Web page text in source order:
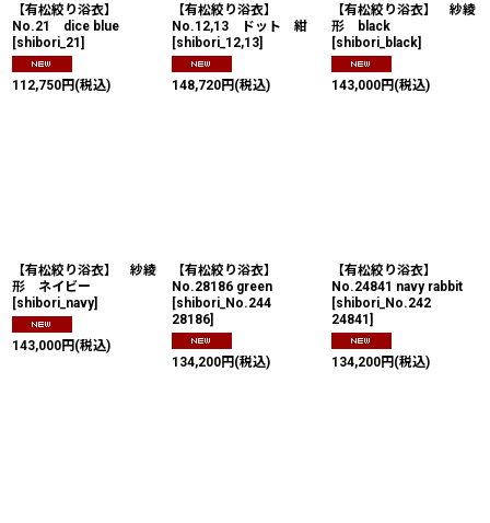
【有松絞り浴衣】
No.21 dice blue
[shibori_21]
112,750円 (税込)
【有松絞り浴衣】
No.12,13 ドット 紺
[shibori_12,13]
148,720円 (税込)
【有松絞り浴衣】 紗綾
形 black
[shibori_black]
143,000円 (税込)
【有松絞り浴衣】 紗綾
形 ネイビー
[shibori_navy]
143,000円 (税込)
【有松絞り浴衣】
No.28186 green
[shibori_No.244
28186]
134,200円 (税込)
【有松絞り浴衣】
No.24841 navy rabbit
[shibori_No.242
24841]
134,200円 (税込)